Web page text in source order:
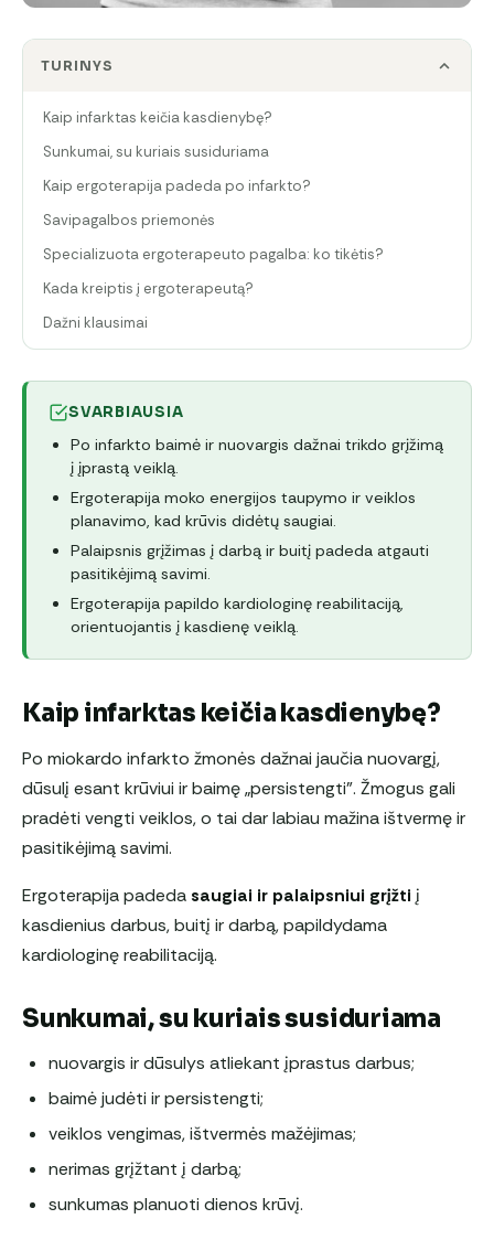
TURINYS
Kaip infarktas keičia kasdienybę?
Sunkumai, su kuriais susiduriama
Kaip ergoterapija padeda po infarkto?
Savipagalbos priemonės
Specializuota ergoterapeuto pagalba: ko tikėtis?
Kada kreiptis į ergoterapeutą?
Dažni klausimai
SVARBIAUSIA
Po infarkto baimė ir nuovargis dažnai trikdo grįžimą
į įprastą veiklą.
Ergoterapija moko energijos taupymo ir veiklos
planavimo, kad krūvis didėtų saugiai.
Palaipsnis grįžimas į darbą ir buitį padeda atgauti
pasitikėjimą savimi.
Ergoterapija papildo kardiologinę reabilitaciją,
orientuojantis į kasdienę veiklą.
Kaip infarktas keičia kasdienybę?
Po miokardo infarkto žmonės dažnai jaučia nuovargį,
dūsulį esant krūviui ir baimę „persistengti”. Žmogus gali
pradėti vengti veiklos, o tai dar labiau mažina ištvermę ir
pasitikėjimą savimi.
Ergoterapija padeda saugiai ir palaipsniui grįžtiį
kasdienius darbus, buitį ir darbą, papildydama
kardiologinę reabilitaciją.
Sunkumai, su kuriais susiduriama
nuovargis ir dūsulys atliekant įprastus darbus;
baimė judėti ir persistengti;
veiklos vengimas, ištvermės mažėjimas;
nerimas grįžtant į darbą;
sunkumas planuoti dienos krūvį.